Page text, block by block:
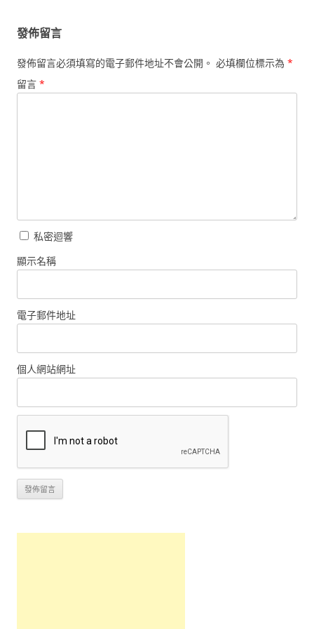
發佈留言
發佈留言必須填寫的電子郵件地址不會公開。 必填欄位標示為 *
留言 *
私密迴響
顯示名稱
電子郵件地址
個人網站網址